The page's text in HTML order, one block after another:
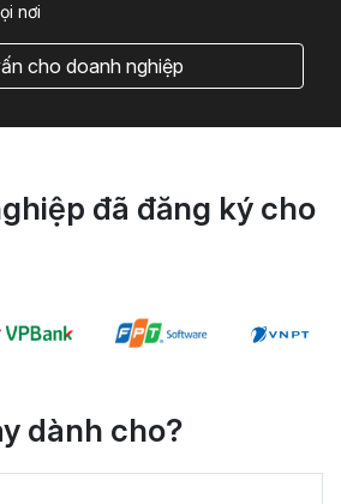
nơi
cho doanh nghiệp
đã đăng ký cho
dành cho?